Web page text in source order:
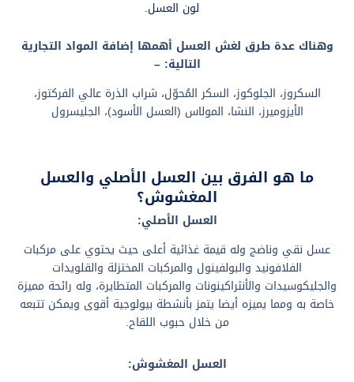
لون العسل.
وهناك عدة طرق لغش العسل أهمها إضافة المواد التجارية
التالية:
–
السكروز، الجلوكوز، السكر المُحوّل، شراب الذرة عالي الفركتوز،
الأيزوميرز، النشا، المولاس (العسل الأسود)، الجليسرول
ما هو الفرق بين العسل الأصلي والعسل
المغشوش؟
العسل الأصلي:
عسل نقي وناضج وله قيمة غذائية أعلى حيث يحتوي على مركبات
الفلافونيد والبولفينول والمركبات المختزلة والقلويدات
والجليكوسيدات والأنثراكينونات والمركبات المتطايرة، وله رائحة مميزة
خاصة به ومما يميزه أيضا يتمز بأنشطة بيولوجية أقوى ويمكن تتبعه
من خلال حبوب اللقاح.
العسل المغشوش: